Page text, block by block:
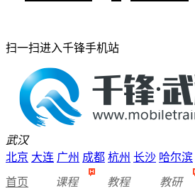
扫一扫进入千锋手机站
武汉
北京 大连 广州 成都 杭州 长沙 哈尔滨
首页 课程 教程 教研